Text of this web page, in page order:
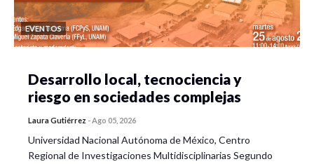
EVENTOS
Desarrollo local, tecnociencia y
riesgo en sociedades complejas
Laura Gutiérrez -Ago 05, 2026
Universidad Nacional Autónoma de México, Centro
Regional de Investigaciones Multidisciplinarias Segundo